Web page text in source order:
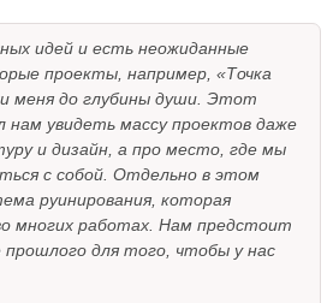
идей и есть неожиданные
проекты, например, «Точка
меня до глубины души. Этот
нам увидеть массу проектов даже
и дизайн, а про место, где мы
с собой. Отдельно в этом
руинирования, которая
многих работах. Нам предстоит
прошлого для того, чтобы у нас